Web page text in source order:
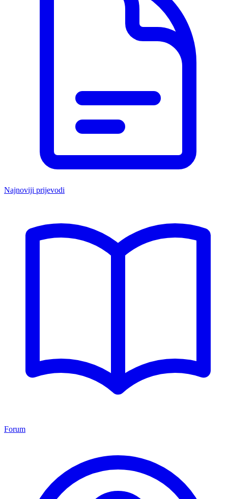
Najnoviji prijevodi
Forum